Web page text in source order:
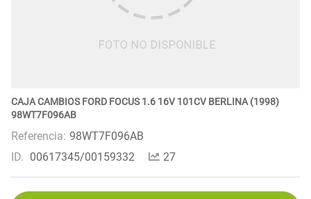
CAJA CAMBIOS FORD FOCUS 1.6 16V 101CV BERLINA (1998)
98WT7F096AB
Referencia: 98WT7F096AB
ID. 00617345/00159332 27